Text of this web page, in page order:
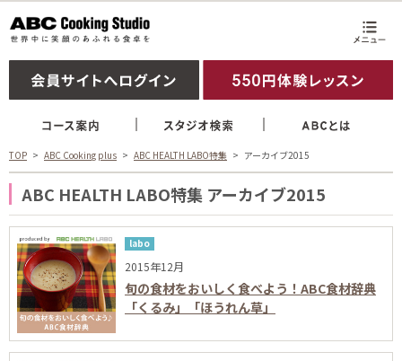
TOP ABC Cooking plus ABC HEALTH LABO特集 アーカイブ2015
ABC HEALTH LABO特集 アーカイブ2015
labo
2015年12月
旬の食材をおいしく食べよう！ABC食材辞典
「くるみ」「ほうれん草」